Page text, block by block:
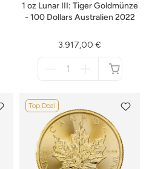
1 oz Lunar III: Tiger Goldmünze
- 100 Dollars Australien 2022
3.917,00 €
Top Deal